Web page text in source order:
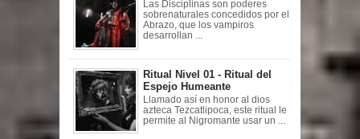
Las Disciplinas son poderes
sobrenaturales concedidos por el
Abrazo, que los vampiros
desarrollan ...
Ritual Nivel 01 - Ritual del
Espejo Humeante
Llamado así en honor al dios
azteca Tezcatlipoca, este ritual le
permite al Nigromante usar un ...